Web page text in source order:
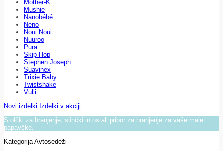
Mother-K
Mushie
Nanobébé
Neno
Noui Noui
Nuuroo
Pura
Skip Hop
Stephen Joseph
Suavinex
Trixie Baby
Twistshake
Vulli
Novi izdelki Izdelki v akciji
Stolčki za hranjenje, slinčki in ostali pribor za hranjenje za vaše male
papavčke.
Kategorija Avtosedeži